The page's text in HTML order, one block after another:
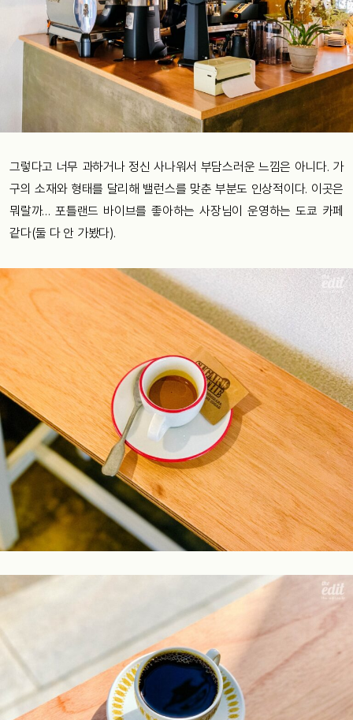
그렇다고 너무 과하거나 정신 사나워서 부담스러운 느낌은 아니다. 가
구의 소재와 형태를 달리해 밸런스를 맞춘 부분도 인상적이다. 이곳은
뭐랄까… 포틀랜드 바이브를 좋아하는 사장님이 운영하는 도쿄 카페
같다(둘 다 안 가봤다).